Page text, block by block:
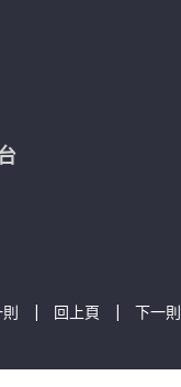
則 | 回上頁 | 下一則